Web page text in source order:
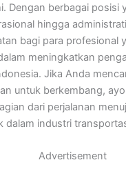
Dengan berbagai posisi
hingga
bagi para profesional
meningkatkan
Jika Anda
untuk berkembang,
dari perjalanan
dalam industri
Advertisement